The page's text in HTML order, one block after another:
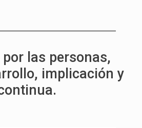
las personas,
implicación y